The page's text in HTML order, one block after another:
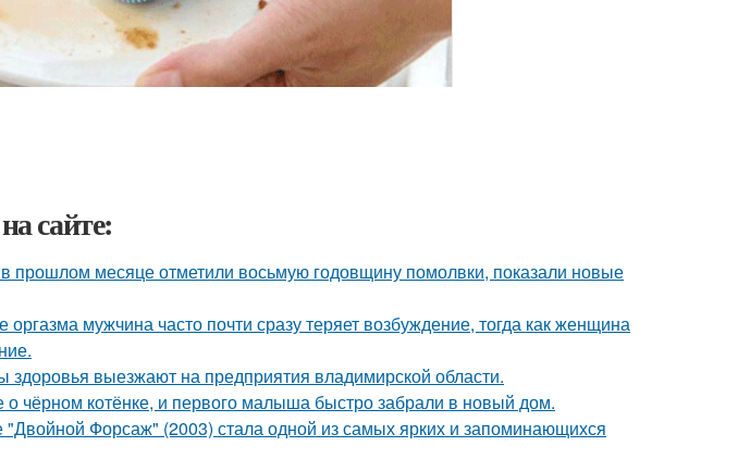
сайте:
прошлом месяце отметили восьмую годовщину помолвки, показали новые
мужчина часто почти сразу теряет возбуждение, тогда как женщина
выезжают на предприятия владимирской области.
чёрном котёнке, и первого малыша быстро забрали в новый дом.
Форсаж" (2003) стала одной из самых ярких и запоминающихся